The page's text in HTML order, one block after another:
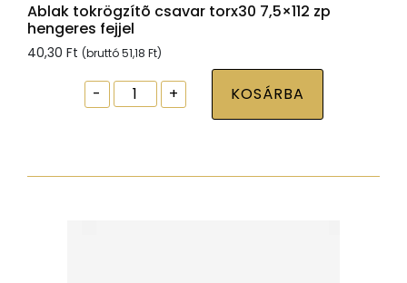
Ablak tokrögzítõ csavar torx30 7,5×112 zp
hengeres fejjel
40,30 Ft (bruttó51,18 Ft)
-
Ablak
tokrögzítõ
7,5x112
+ KOSÁRBA